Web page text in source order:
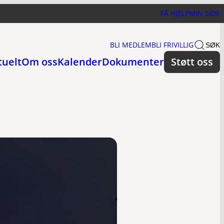
FÅ HJELPMIN SIDE
BLI MEDLEMBLI FRIVILLIG SØK
Om ossKalenderDokumenter Støtt oss